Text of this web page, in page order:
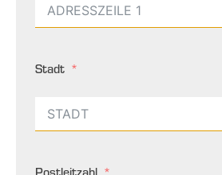
Stadt
Postleitzahl